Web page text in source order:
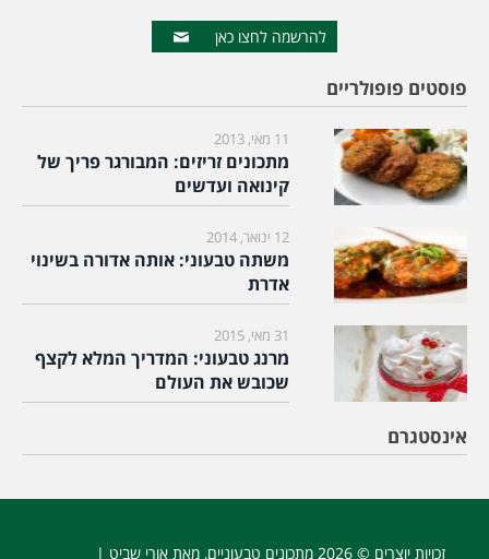
להרשמה לחצו כאן
פוסטים פופולריים
11 מאי, 2013
מתכונים זריזים: המבורגר פריך של
קינואה ועדשים
12 ינואר, 2014
משתה טבעוני: אותה אדורה בשינוי
אדרת
31 מאי, 2015
מרנג טבעוני: המדריך המלא לקצף
שכובש את העולם
אינסטגרם
זכויות יוצרים © 2026 מתכונים טבעוניים, מאת אורי שביט |